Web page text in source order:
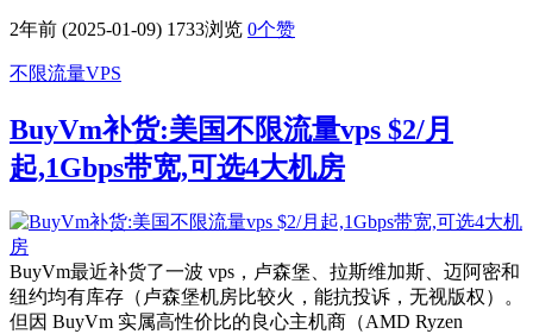
2年前 (2025-01-09) 1733浏览 0个赞
不限流量VPS
BuyVm补货:美国不限流量vps $2/月
起,1Gbps带宽,可选4大机房
BuyVm最近补货了一波 vps，卢森堡、拉斯维加斯、迈阿密和
纽约均有库存（卢森堡机房比较火，能抗投诉，无视版权）。
但因 BuyVm 实属高性价比的良心主机商（AMD Ryzen